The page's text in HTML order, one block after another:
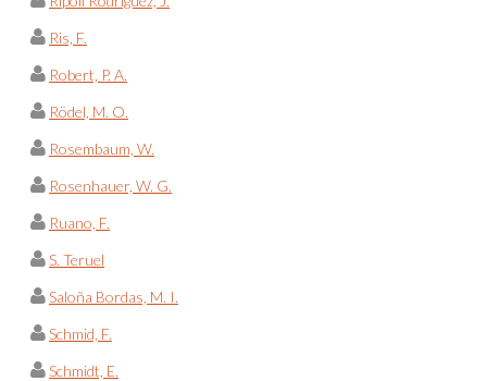
Ris, F.
Robert, P. A.
Rödel, M. O.
Rosembaum, W.
Rosenhauer, W. G.
Ruano, F.
S. Teruel
Saloña Bordas, M. I.
Schmid, F.
Schmidt, E.